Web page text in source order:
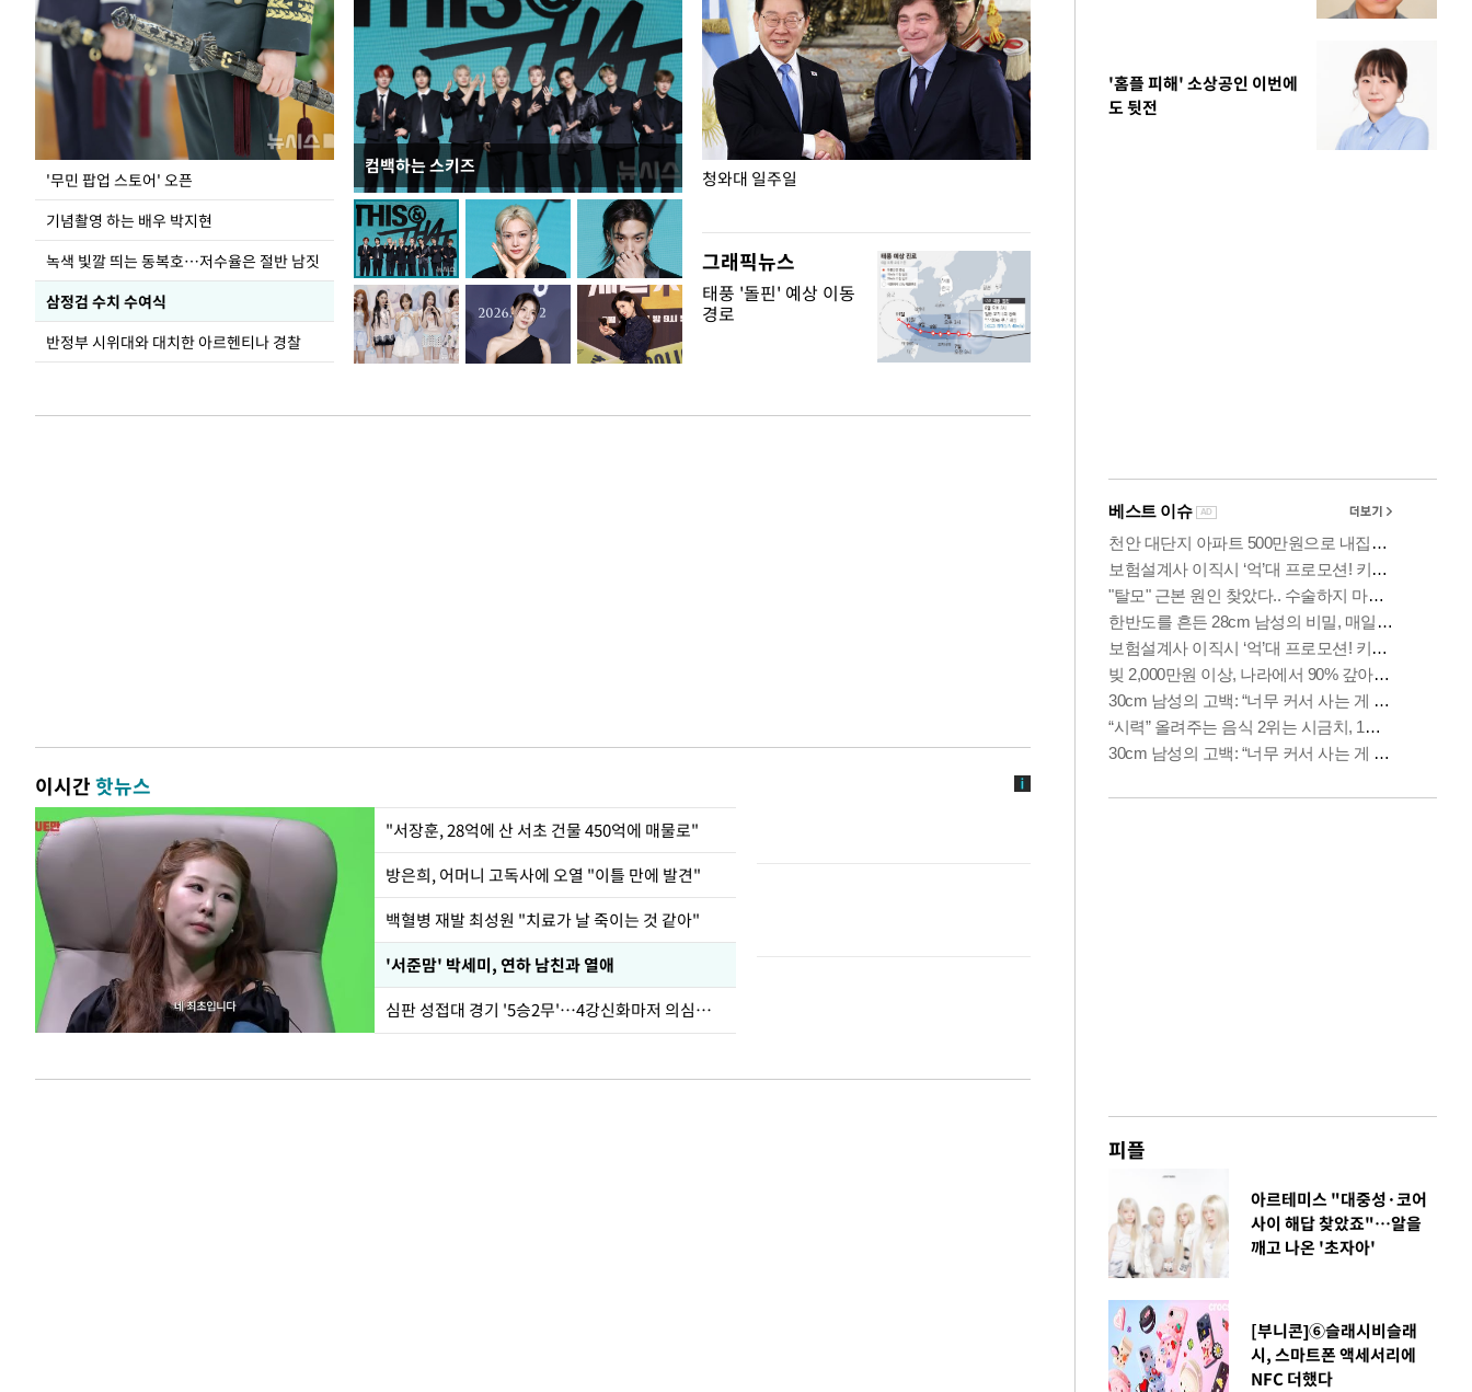
'무민 팝업 스토어' 오픈
기념촬영 하는 배우 박지현
녹색 빛깔 띄는 동복호…저수율은 절반 남짓
삼정검 수치 수여식
반정부 시위대와 대치한 아르헨티나 경찰
컴백하는 스키즈
홈플러스, 67개 점포 가오픈… 13일 정식 개장 청와대 일주일
그래픽뉴스
태풍 '돌핀' 예상 이동
경로
이시간핫뉴스
"서장훈, 28억에 산 서초 건물 450억에 매물로"
방은희, 어머니 고독사에 오열 "이틀 만에 발견"
백혈병 재발 최성원 "치료가 날 죽이는 것 같아"
'서준맘' 박세미, 연하 남친과 열애
심판 성접대 경기 '5승2무'…4강신화마저 의심받아
'홈플 피해' 소상공인 이번에
도 뒷전
피플
아르테미스 "대중성·코어
사이 해답 찾았죠"…알을
깨고 나온 '초자아'
[부니콘]⑥슬래시비슬래
시, 스마트폰 액세서리에
NFC 더했다